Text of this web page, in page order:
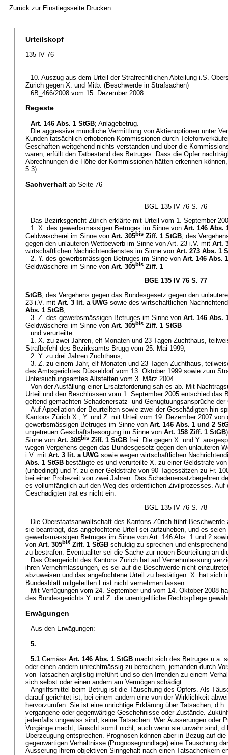
Zurück zur Einstiegsseite Drucken
Urteilskopf
135 IV 76
10. Auszug aus dem Urteil der Strafrechtlichen Abteilung i.S.
Zürich gegen X. und Mitb. (Beschwerde in Strafsachen)
6B_466/2008 vom 15. Dezember 2008
Regeste
Art. 146 Abs. 1 StGB; Anlagebetrug.
Die aggressive mündliche Vermittlung von Aktienoptionen unter
Kunden tatsächlich erhobenen Kommissionen durch
Geschäften weitgehend nichts verstanden und über die
waren, erfüllt den Tatbestand des Betruges. Dass die Opfer
Abrechnungen die Höhe der Kommissionen hätten erkennen
5.3).
Sachverhalt ab Seite 76
BGE 135 IV 76 S. 76
Das Bezirksgericht Zürich erklärte mit Urteil vom 1. September
1. X. des gewerbsmässigen Betruges im Sinne von Art. 146 Abs.
Geldwäscherei im Sinne von Art. 305bis Ziff. 1 StGB, des
gegen den unlauteren Wettbewerb im Sinne von Art. 23 i.V. mit Art.
wirtschaftlichen Nachrichtendienstes im Sinne von Art. 273 Abs. 1
2. Y. des gewerbsmässigen Betruges im Sinne von Art. 146 Abs.
Geldwäscherei im Sinne von Art. 305bis Ziff. 1
BGE 135 IV 76 S. 77
StGB, des Vergehens gegen das Bundesgesetz gegen den
23 i.V. mit Art. 3 lit. a UWG sowie des wirtschaftlichen
Abs. 1 StGB;
3. Z. des gewerbsmässigen Betruges im Sinne von Art. 146 Abs.
Geldwäscherei im Sinne von Art. 305bis Ziff. 1 StGB
und verurteilte:
1. X. zu zwei Jahren, elf Monaten und 23 Tagen Zuchthaus,
Strafbefehl des Bezirksamts Brugg vom 25. Mai 1999;
2. Y. zu drei Jahren Zuchthaus;
3. Z. zu einem Jahr, elf Monaten und 23 Tagen Zuchthaus,
des Amtsgerichtes Düsseldorf vom 13. Oktober 1999 sowie zum
Untersuchungsamtes Altstetten vom 3. März 2004.
Von der Ausfällung einer Ersatzforderung sah es ab. Mit
Urteil und den Beschlüssen vom 1. September 2005 entschied das
geltend gemachten Schadenersatz- und Genugtuungsansprüche
Auf Appellation der Beurteilten sowie zwei der Geschädigten hin
Kantons Zürich X., Y. und Z. mit Urteil vom 19. Dezember 2007 von
gewerbsmässigen Betruges im Sinne von Art. 146 Abs. 1 und 2
ungetreuen Geschäftsbesorgung im Sinne von Art. 158 Ziff. 1 StGB
Sinne von Art. 305bis Ziff. 1 StGB frei. Die gegen X. und Y.
wegen Vergehens gegen das Bundesgesetz gegen den unlauteren
i.V. mit Art. 3 lit. a UWG sowie wegen wirtschaftlichen
Abs. 1 StGB bestätigte es und verurteilte X. zu einer Geldstrafe
(unbedingt) und Y. zu einer Geldstrafe von 90 Tagessätzen zu Fr.
bei einer Probezeit von zwei Jahren. Das Schadenersatzbegehren
es vollumfänglich auf den Weg des ordentlichen Zivilprozesses. Auf
Geschädigten trat es nicht ein.
BGE 135 IV 76 S. 78
Die Oberstaatsanwaltschaft des Kantons Zürich führt
sie beantragt, das angefochtene Urteil sei aufzuheben, und es
gewerbsmässigen Betruges im Sinne von Art. 146 Abs. 1 und 2
von Art. 305bis Ziff. 1 StGB schuldig zu sprechen und
zu bestrafen. Eventualiter sei die Sache zur neuen Beurteilung an
Das Obergericht des Kantons Zürich hat auf Vernehmlassung
ihren Vernehmlassungen, es sei auf die Beschwerde nicht
abzuweisen und das angefochtene Urteil zu bestätigen. X. hat sich
Bundesblatt mitgeteilten Frist nicht vernehmen lassen.
Mit Verfügungen vom 24. September und vom 14. Oktober 2008
des Bundesgerichts Y. und Z. die unentgeltliche Rechtspflege
Erwägungen
Aus den Erwägungen:
5.
5.1 Gemäss Art. 146 Abs. 1 StGB macht sich des Betruges u.a.
oder einen andern unrechtmässig zu bereichern, jemanden durch
von Tatsachen arglistig irreführt und so den Irrenden zu einem
sich selbst oder einen andern am Vermögen schädigt.
Angriffsmittel beim Betrug ist die Täuschung des Opfers. Als
darauf gerichtet ist, bei einem andern eine von der Wirklichkeit
hervorzurufen. Sie ist eine unrichtige Erklärung über Tatsachen,
vergangene oder gegenwärtige Geschehnisse oder Zustände.
jedenfalls ungewiss sind, keine Tatsachen. Wer Äusserungen oder
Vorgänge macht, täuscht somit nicht, auch wenn sie unwahr sind,
Überzeugung entsprechen. Prognosen können aber in Bezug auf
gegenwärtigen Verhältnisse (Prognosegrundlage) eine Täuschung
Äusserung ihrem objektiven Sinngehalt nach einen Tatsachenkern